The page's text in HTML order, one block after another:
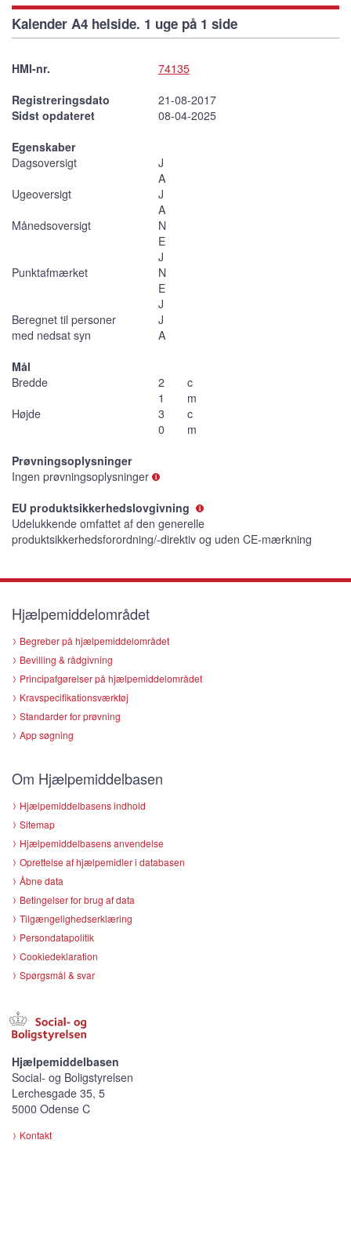
Kalender A4 helside. 1 uge på 1 side
HMI-nr.
74135
Registreringsdato
21-08-2017
Sidst opdateret
08-04-2025
Egenskaber
Dagsoversigt
J
A
Ugeoversigt
J
A
Månedsoversigt
N
E
J
Punktafmærket
N
E
J
Beregnet til personer
med nedsat syn
J
A
Mål
Bredde
2
1
c
m
Højde
3
0
c
m
Prøvningsoplysninger
Ingen prøvningsoplysninger
EU produktsikkerhedslovgivning
Udelukkende omfattet af den generelle
produktsikkerhedsforordning/-direktiv og uden CE-mærkning
Hjælpemiddelområdet
Begreber på hjælpemiddelområdet
Bevilling & rådgivning
Principafgørelser på hjælpemiddelområdet
Kravspecifikationsværktøj
Standarder for prøvning
App søgning
Om Hjælpemiddelbasen
Hjælpemiddelbasens indhold
Sitemap
Hjælpemiddelbasens anvendelse
Oprettelse af hjælpemidler i databasen
Åbne data
Betingelser for brug af data
Tilgængelighedserklæring
Persondatapolitik
Cookiedeklaration
Spørgsmål & svar
Hjælpemiddelbasen
Social- og Boligstyrelsen
Lerchesgade 35, 5
5000 Odense C
Kontakt